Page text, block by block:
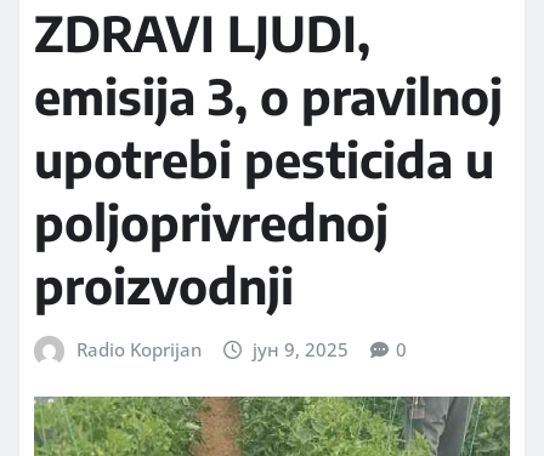
ZDRAVI LJUDI,
emisija 3, o pravilnoj
upotrebi pesticida u
poljoprivrednoj
proizvodnji
Radio Koprijan јун 9, 2025 0